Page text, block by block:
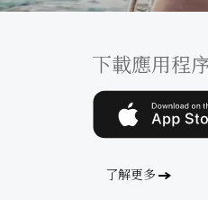
下載應用程
了解更多